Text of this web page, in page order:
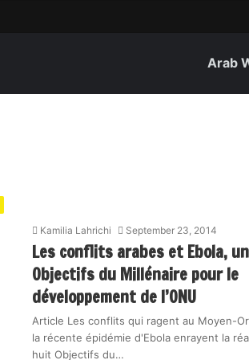
Arab
Kamilia Lahrichi September 23, 2014
Les conflits arabes et Ebola,
Objectifs du Millénaire pour le
développement de l’ONU
Article Les conflits qui ragent au Moyen-
la récente épidémie d'Ebola enrayent la
huit Objectifs du…